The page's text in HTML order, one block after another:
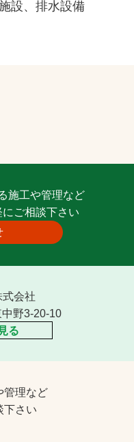
設、排水設備
施工や管理など
ご相談下さい
式会社
野3-20-10
る
管理など
下さい